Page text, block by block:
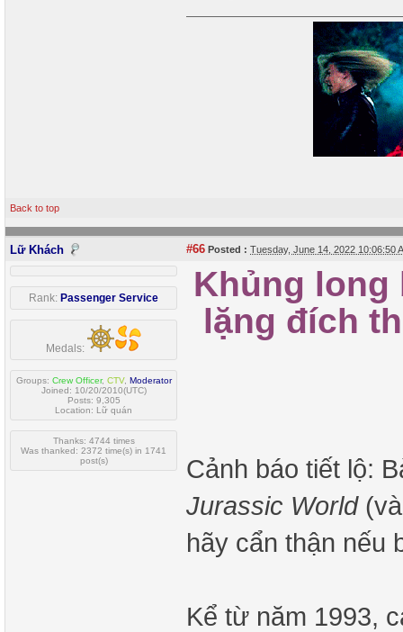
Back to top
Lữ Khách #66 Posted : Tuesday, June 14, 2022 10:06:50
Rank: Passenger Service
Medals:
Groups: Crew Officer, CTV, Moderator
Joined: 10/20/2010(UTC)
Posts: 9,305
Location: Lữ quán
Thanks: 4744 times
Was thanked: 2372 time(s) in 1741
post(s)
Khủng long
lặng đích
Cảnh báo tiết lộ:
Jurassic World
hãy cẩn thận nếu
Kể từ năm 1993,